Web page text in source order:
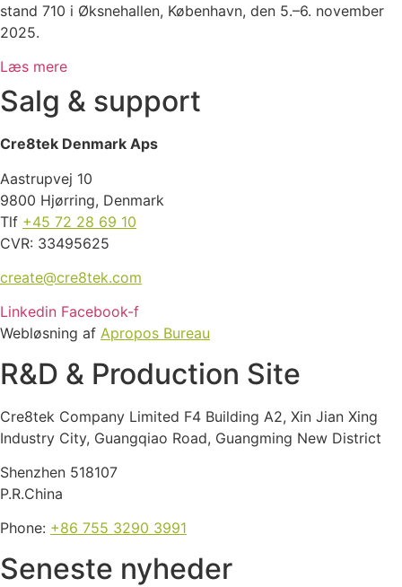
stand 710 i Øksnehallen, København, den 5.–6. november
2025.
Læs mere
Salg & support
Cre8tek Denmark Aps
Aastrupvej 10
9800 Hjørring, Denmark
Tlf +45 72 28 69 10
CVR: 33495625
create@cre8tek.com
Linkedin Facebook-f
Webløsning af Apropos Bureau
R&D & Production Site
Cre8tek Company Limited F4 Building A2, Xin Jian Xing
Industry City, Guangqiao Road, Guangming New District
Shenzhen 518107
P.R.China
Phone: +86 755 3290 3991
Seneste nyheder